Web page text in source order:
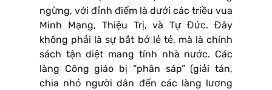
ngừng, với đỉnh điểm là dưới các triều vua
Minh Mạng, Thiệu Trị, và Tự Đức. Đây
không phải là sự bắt bớ lẻ tẻ, mà là chính
sách tận diệt mang tính nhà nước. Các
làng Công giáo bị “phân sáp” (giải tán,
chia nhỏ người dân đến các làng lương